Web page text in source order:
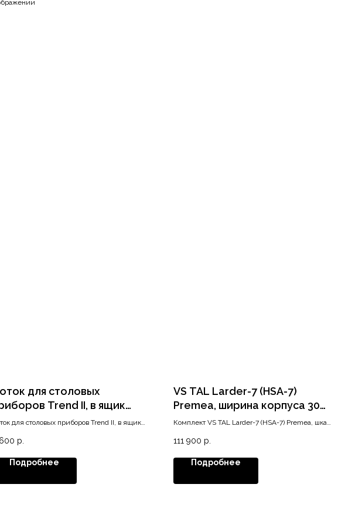
для столовых
Trend II, в ящик
450, серый орион
для столовых приборов Trend II, в ящик
р.
Подробнее
VS TAL Larder-7 (HSA-7)
Premea, ширина корпуса 300
мм, высота 2140-2330, хром
Комплект VS TAL Larder-7 (HSA-7) Premea, шкаф
111 900 р.
Подробнее